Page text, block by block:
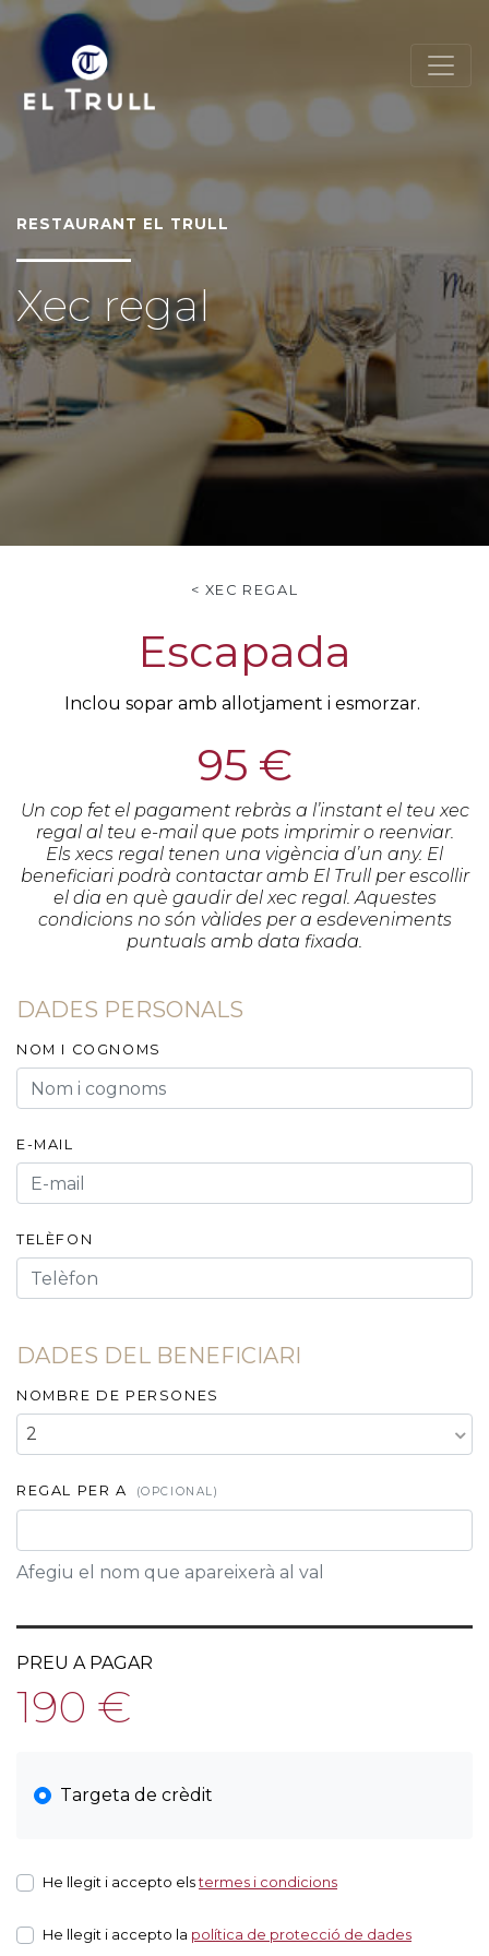
RESTAURANT EL TRULL
Xec regal
< XEC REGAL
Escapada
Inclou sopar amb allotjament i esmorzar.
95 €
Un cop fet el pagament rebràs a l’instant el teu xec
regal al teu e-mail que pots imprimir o reenviar.
Els xecs regal tenen una vigència d’un any. El
beneficiari podrà contactar amb El Trull per escollir
el dia en què gaudir del xec regal. Aquestes
condicions no són vàlides per a esdeveniments
puntuals amb data fixada.
DADES PERSONALS
NOM I COGNOMS
E-MAIL
TELÈFON
DADES DEL BENEFICIARI
NOMBRE DE PERSONES
2
REGAL PER A (OPCIONAL)
Afegiu el nom que apareixerà al val
PREU A PAGAR
190 €
Targeta de crèdit
He llegit i accepto elstermes i condicions
He llegit i accepto la política de protecció de dades